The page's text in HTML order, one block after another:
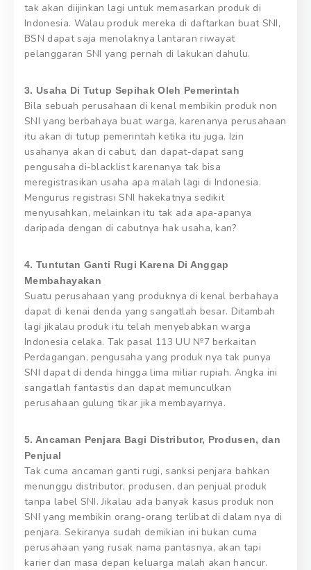
tak akan diijinkan lagi untuk memasarkan produk di
Indonesia. Walau produk mereka di daftarkan buat SNI,
BSN dapat saja menolaknya lantaran riwayat
pelanggaran SNI yang pernah di lakukan dahulu.
3. Usaha Di Tutup Sepihak Oleh Pemerintah
Bila sebuah perusahaan di kenal membikin produk non
SNI yang berbahaya buat warga, karenanya perusahaan
itu akan di tutup pemerintah ketika itu juga. Izin
usahanya akan di cabut, dan dapat-dapat sang
pengusaha di-blacklist karenanya tak bisa
meregistrasikan usaha apa malah lagi di Indonesia.
Mengurus registrasi SNI hakekatnya sedikit
menyusahkan, melainkan itu tak ada apa-apanya
daripada dengan di cabutnya hak usaha, kan?
4. Tuntutan Ganti Rugi Karena Di Anggap
Membahayakan
Suatu perusahaan yang produknya di kenal berbahaya
dapat di kenai denda yang sangatlah besar. Ditambah
lagi jikalau produk itu telah menyebabkan warga
Indonesia celaka. Tak pasal 113 UU №7 berkaitan
Perdagangan, pengusaha yang produk nya tak punya
SNI dapat di denda hingga lima miliar rupiah. Angka ini
sangatlah fantastis dan dapat memunculkan
perusahaan gulung tikar jika membayarnya.
5. Ancaman Penjara Bagi Distributor, Produsen, dan
Penjual
Tak cuma ancaman ganti rugi, sanksi penjara bahkan
menunggu distributor, produsen, dan penjual produk
tanpa label SNI. Jikalau ada banyak kasus produk non
SNI yang membikin orang-orang terlibat di dalam nya di
penjara. Sekiranya sudah demikian ini bukan cuma
perusahaan yang rusak nama pantasnya, akan tapi
karier dan masa depan keluarga malah akan hancur.